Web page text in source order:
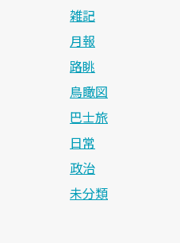
雑記
月報
路眺
鳥瞰図
巴士旅
日常
政治
未分類